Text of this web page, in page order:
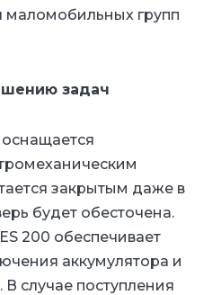
групп
задач
закрытым даже в
будет обесточена.
200 обеспечивает
аккумулятора и
случае поступления